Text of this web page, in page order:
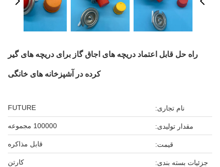
راه حل قابل اعتماد دریچه های اجاق گاز برای دریچه های گیر
کرده در آشپزخانه های خانگی
نام تجاری: FUTURE
مقدار تولیدی: 100000 مجموعه
قیمت: قابل مذاکره
جزئیات بسته بندی: کارتن